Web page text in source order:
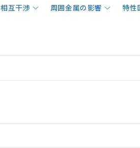
相互干渉 周囲金属の影響 特性